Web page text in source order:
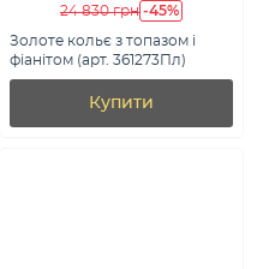
24 830 грн -45%
Золоте кольє з топазом і
фіанітом (арт. 361273Пл)
Купити